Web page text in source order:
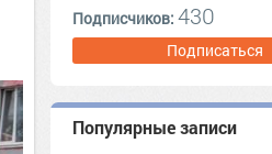
Подписчиков: 430
Подписаться
Популярные записи